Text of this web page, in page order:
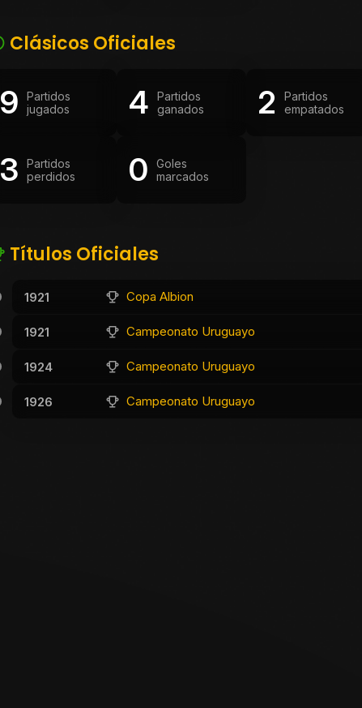
Clásicos Oficiales
9
Partidos
jugados
4
Partidos
ganados
2
Partidos
empatados
3
Partidos
perdidos
0
Goles
marcados
Títulos Oficiales
1921 Copa Albion
1921 Campeonato Uruguayo
1924 Campeonato Uruguayo
1926 Campeonato Uruguayo